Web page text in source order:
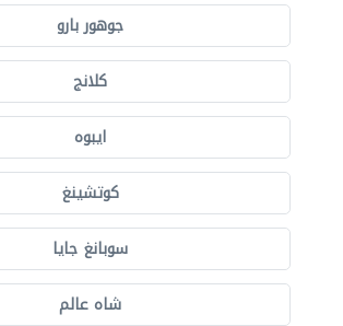
جوهور بارو
كلانج
ايبوه
كوتشينغ
سوبانغ جايا
شاه عالم